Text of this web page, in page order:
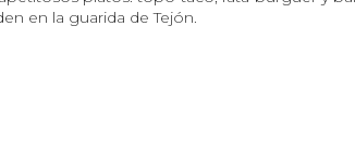
en la guarida de Tejón.